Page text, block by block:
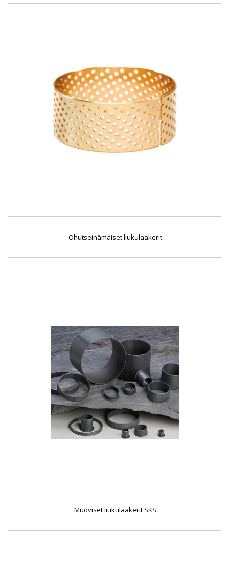
Ohutseinämäiset liukulaakerit
Muoviset liukulaakerit SKS